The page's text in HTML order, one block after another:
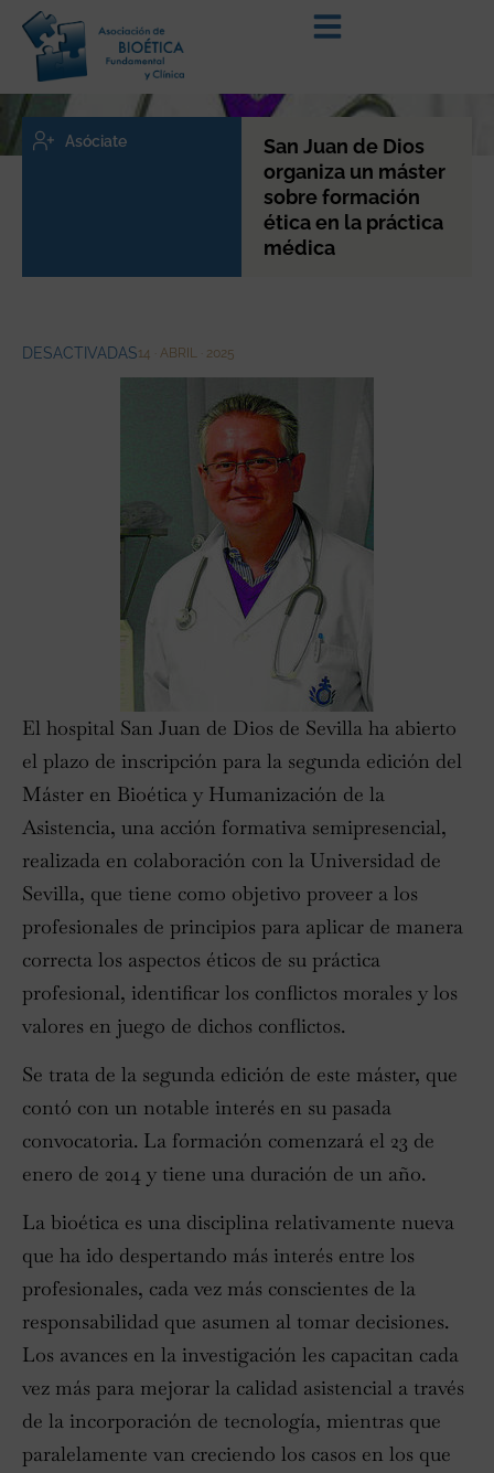
San Juan de Dios
organiza un máster
sobre formación
ética en la práctica
médica
Asóciate
DESACTIVADAS14 · ABRIL · 2025
El hospital San Juan de Dios de Sevilla ha abierto
el plazo de inscripción para la segunda edición del
Máster en Bioética y Humanización de la
Asistencia, una acción formativa semipresencial,
realizada en colaboración con la Universidad de
Sevilla, que tiene como objetivo proveer a los
profesionales de principios para aplicar de manera
correcta los aspectos éticos de su práctica
profesional, identificar los conflictos morales y los
valores en juego de dichos conflictos.
Se trata de la segunda edición de este máster, que
contó con un notable interés en su pasada
convocatoria. La formación comenzará el 23 de
enero de 2014 y tiene una duración de un año.
La bioética es una disciplina relativamente nueva
que ha ido despertando más interés entre los
profesionales, cada vez más conscientes de la
responsabilidad que asumen al tomar decisiones.
Los avances en la investigación les capacitan cada
vez más para mejorar la calidad asistencial a través
de la incorporación de tecnología, mientras que
paralelamente van creciendo los casos en los que